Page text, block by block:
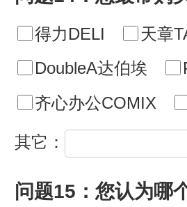
得力DELI 天章
DoubleA达伯埃
齐心办公COMIX
其它：
问题15：您认为哪